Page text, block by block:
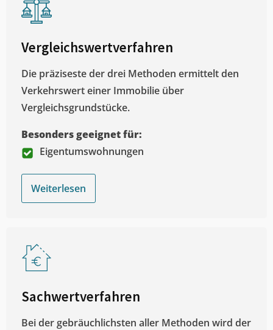
Vergleichswertverfahren
Die präziseste der drei Methoden ermittelt den
Verkehrswert einer Immobilie über
Vergleichsgrundstücke.
Besonders geeignet für:
Eigentumswohnungen
Weiterlesen
Sachwertverfahren
Bei der gebräuchlichsten aller Methoden wird der